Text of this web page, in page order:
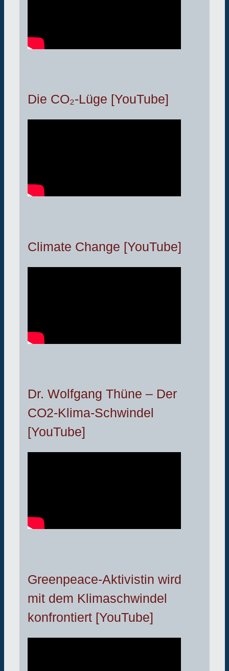
Die CO₂-Lüge [YouTube]
Climate Change [YouTube]
Dr. Wolfgang Thüne – Der
CO2-Klima-Schwindel
[YouTube]
Greenpeace-Aktivistin wird
mit dem Klimaschwindel
konfrontiert [YouTube]